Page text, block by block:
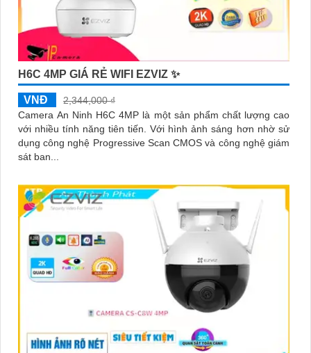
H6C 4MP GIÁ RẺ WIFI EZVIZ ✨
VNĐ
2,344,000 ₫
Camera An Ninh H6C 4MP là một sản phẩm chất lượng cao
với nhiều tính năng tiên tiến. Với hình ảnh sáng hơn nhờ sử
dụng công nghệ Progressive Scan CMOS và công nghệ giám
sát ban...